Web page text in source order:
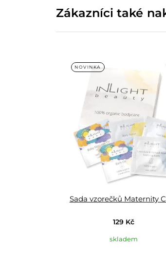
Zákazníci také
NOVINKA
Sada vzorečků Maternity
129 Kč
skladem